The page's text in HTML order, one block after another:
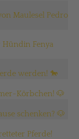
Maulesel Pedro
Fenya
werden! 🐎
Körbchen! 🐶
schenken? 🐶
Pferde!